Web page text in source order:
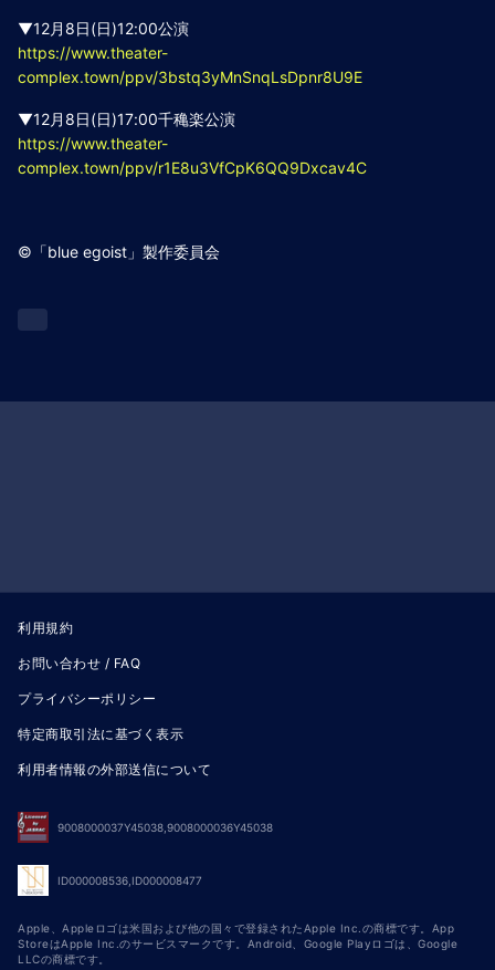
▼12月8日(日)12:00公演
https://www.theater-
complex.town/ppv/3bstq3yMnSnqLsDpnr8U9E
▼12月8日(日)17:00千穐楽公演
https://www.theater-
complex.town/ppv/r1E8u3VfCpK6QQ9Dxcav4C
©「blue egoist」製作委員会
利用規約
お問い合わせ / FAQ
プライバシーポリシー
特定商取引法に基づく表示
利用者情報の外部送信について
9008000037Y45038,9008000036Y45038
ID000008536,ID000008477
Apple、Appleロゴは米国および他の国々で登録されたApple Inc.の商標です。App
StoreはApple Inc.のサービスマークです。Android、Google Playロゴは、Google
LLCの商標です。